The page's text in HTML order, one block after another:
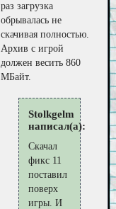
раз загрузка
обрывалась не
скачивая полностью.
Архив с игрой
должен весить 860
МБайт.
Stolkgelm
написал(а):
Скачал
фикс 11
поставил
поверх
игры. И